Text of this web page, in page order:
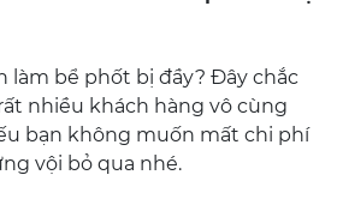
làm bể phốt bị đầy? Đây chắc
nhiều khách hàng vô cùng
bạn không muốn mất chi phí
vội bỏ qua nhé.